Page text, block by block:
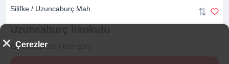
Silifke / Uzuncaburç Mah.
09:00-17:00 (Tam gün)
Çerezler